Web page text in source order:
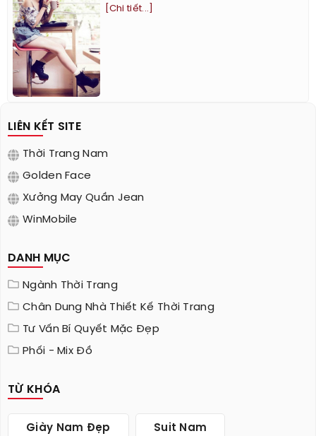
[Chi tiết...]
LIÊN KẾT SITE
Thời Trang Nam
Golden Face
Xưởng May Quần Jean
WinMobile
DANH MỤC
Ngành Thời Trang
Chân Dung Nhà Thiết Kế Thời Trang
Tư Vấn Bí Quyết Mặc Đẹp
Phối - Mix Đồ
TỪ KHÓA
Giày Nam Đẹp Suit Nam